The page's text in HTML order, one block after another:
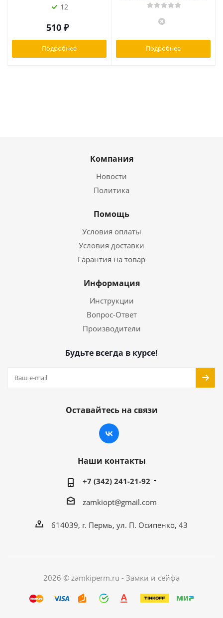
12
510 ₽
Подробнее Подробнее
Компания
Новости
Политика
Помощь
Условия оплаты
Условия доставки
Гарантия на товар
Информация
Инструкции
Вопрос-Ответ
Производители
Будьте всегда в курсе!
Оставайтесь на связи
Наши контакты
+7 (342) 241-21-92
zamkiopt@gmail.com
614039, г. Пермь, ул. П. Осипенко, 43
2026 © zamkiperm.ru - Замки и сейфа